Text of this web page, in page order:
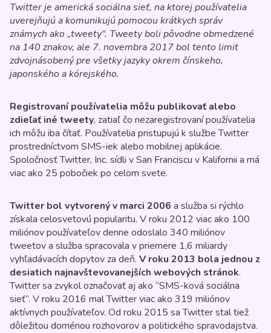
Twitter je americká sociálna sieť, na ktorej používatelia
uverejňujú a komunikujú pomocou krátkych správ
známych ako „tweety“. Tweety boli pôvodne obmedzené
na 140 znakov, ale 7. novembra 2017 bol tento limit
zdvojnásobený pre všetky jazyky okrem čínskeho,
japonského a kórejského.
Registrovaní používatelia môžu publikovať alebo
zdieľať iné tweety, zatiaľ čo nezaregistrovaní používatelia
ich môžu iba čítať. Používatelia pristupujú k službe Twitter
prostredníctvom SMS-iek alebo mobilnej aplikácie.
Spoločnosť Twitter, Inc. sídli v San Franciscu v Kalifornii a má
viac ako 25 pobočiek po celom svete.
Twitter bol vytvorený v marci 2006 a služba si rýchlo
získala celosvetovú popularitu. V roku 2012 viac ako 100
miliónov používateľov denne odoslalo 340 miliónov
tweetov a služba spracovala v priemere 1,6 miliardy
vyhľadávacích dopytov za deň. V roku 2013 bola jednou z
desiatich najnavštevovanejších webových stránok.
Twitter sa zvykol označovať aj ako “SMS-ková sociálna
sieť”. V roku 2016 mal Twitter viac ako 319 miliónov
aktívnych používateľov. Od roku 2015 sa Twitter stal tiež
dôležitou doménou rozhovorov a politického spravodajstva.